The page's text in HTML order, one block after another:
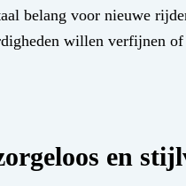
belang voor nieuwe
willen verfijnen
en